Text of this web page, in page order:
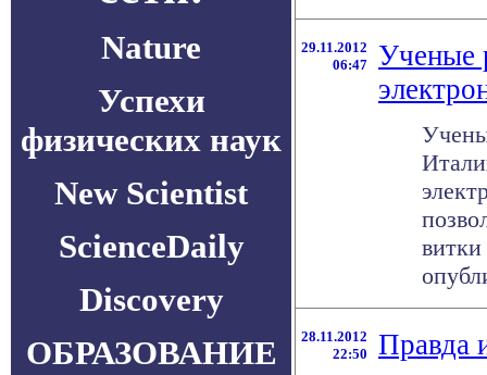
Nature
Успехи
физических наук
New Scientist
ScienceDaily
Discovery
ОБРАЗОВАНИЕ
29.11.2012
06:47
Ученые
28.11.2012
22:50
Правда